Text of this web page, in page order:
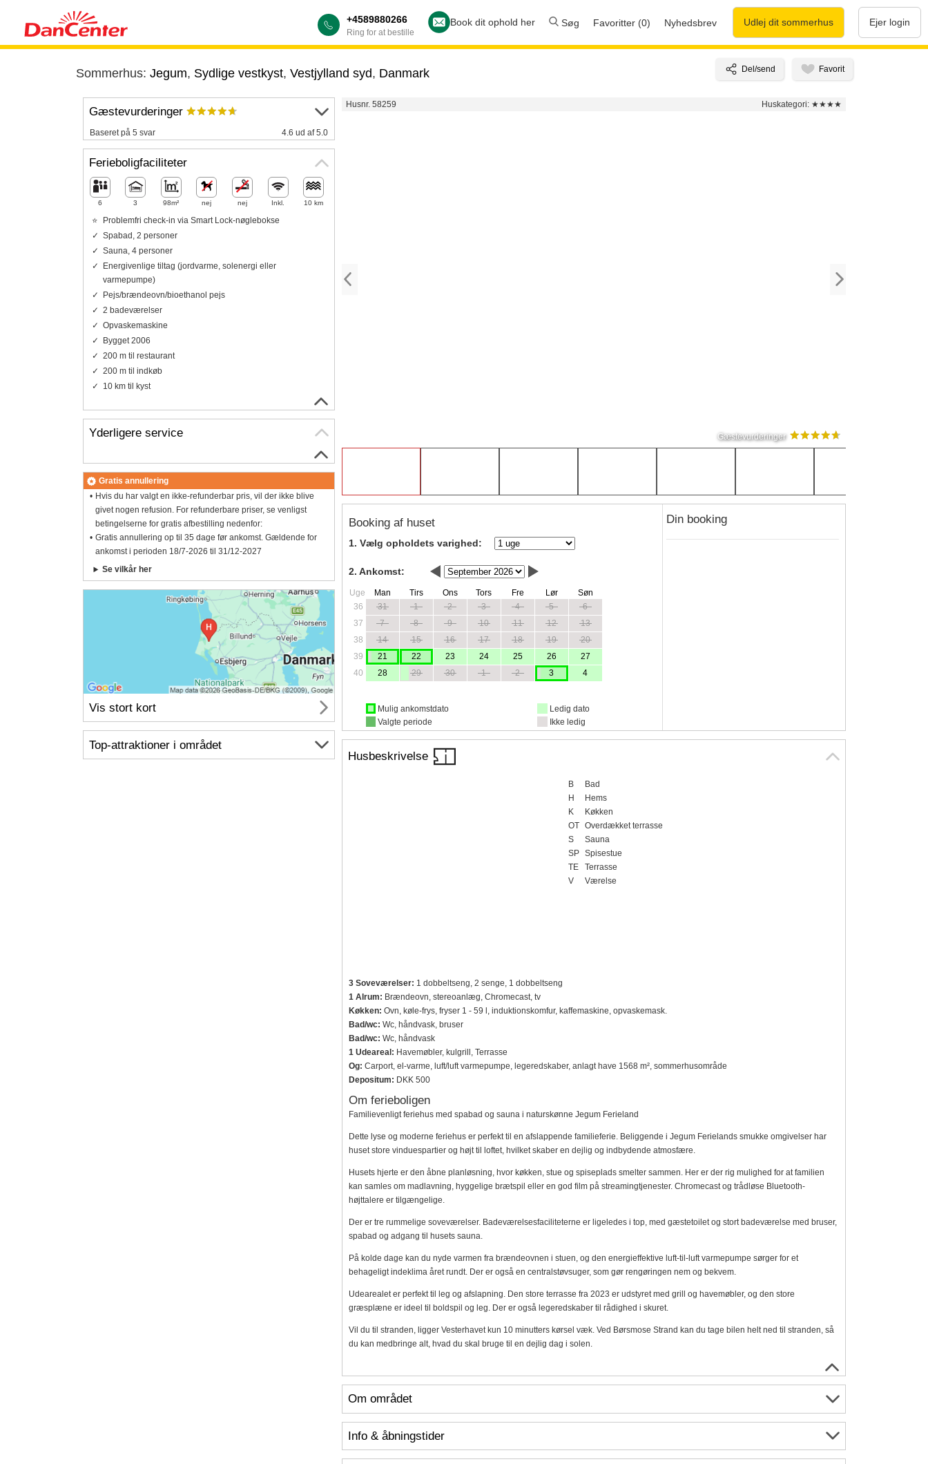
+4589880266
Ring for at bestille
Book dit ophold her Søg Favoritter (0) Nyhedsbrev Udlej dit sommerhus Ejer login
Sommerhus: Jegum, Sydlige vestkyst, Vestjylland syd, Danmark
Husnr. 58259 Huskategori: ★★★★
Gæstevurderinger
Booking af huset
1. Vælg opholdets varighed:
2. Ankomst:
Uge Man Tirs Ons Tors Fre Lør
Søn
36
31 1 2 3 4 5
6
37
7 8 9 10 11 12
13
38
14 15 16 17 18 19
20
39
21 22 23 24 25 26
27
40
28 29 30 1 2 3 4
Mulig ankomstdato
Valgte periode
Ledig dato
Ikke ledig
Din booking
Husbeskrivelse
B
Bad
H
Hems
K
Køkken
OT
Overdækket terrasse
S
Sauna
SP
Spisestue
TE
Terrasse
V
Værelse
3 Soveværelser: 1 dobbeltseng, 2 senge, 1 dobbeltseng
1 Alrum: Brændeovn, stereoanlæg, Chromecast, tv
Køkken: Ovn, køle-frys, fryser 1 - 59 l, induktionskomfur, kaffemaskine, opvaskemask.
Bad/wc: Wc, håndvask, bruser
Bad/wc: Wc, håndvask
1 Udeareal: Havemøbler, kulgrill, Terrasse
Og: Carport, el-varme, luft/luft varmepumpe, legeredskaber, anlagt have 1568 m², sommerhusområde
Depositum: DKK 500
Om ferieboligen
Familievenligt feriehus med spabad og sauna i naturskønne Jegum Ferieland
Dette lyse og moderne feriehus er perfekt til en afslappende familieferie. Beliggende i Jegum Ferielands smukke omgivelser har
huset store vinduespartier og højt til loftet, hvilket skaber en dejlig og indbydende atmosfære.
Husets hjerte er den åbne planløsning, hvor køkken, stue og spiseplads smelter sammen. Her er der rig mulighed for at familien
kan samles om madlavning, hyggelige brætspil eller en god film på streamingtjenester. Chromecast og trådløse Bluetooth-
højttalere er tilgængelige.
Der er tre rummelige soveværelser. Badeværelsesfaciliteterne er ligeledes i top, med gæstetoilet og stort badeværelse med bruser,
spabad og adgang til husets sauna.
På kolde dage kan du nyde varmen fra brændeovnen i stuen, og den energieffektive luft-til-luft varmepumpe sørger for et
behageligt indeklima året rundt. Der er også en centralstøvsuger, som gør rengøringen nem og bekvem.
Udearealet er perfekt til leg og afslapning. Den store terrasse fra 2023 er udstyret med grill og havemøbler, og den store
græsplæne er ideel til boldspil og leg. Der er også legeredskaber til rådighed i skuret.
Vil du til stranden, ligger Vesterhavet kun 10 minutters kørsel væk. Ved Børsmose Strand kan du tage bilen helt ned til stranden, så
du kan medbringe alt, hvad du skal bruge til en dejlig dag i solen.
Om området
Info & åbningstider
Gæstevurderinger
Baseret på 5 svar 4.6 ud af 5.0
Ferieboligfaciliteter
6 3 98m² nej nej Inkl. 10 km
Problemfri check-in via Smart Lock-nøglebokse
Spabad, 2 personer
Sauna, 4 personer
Energivenlige tiltag (jordvarme, solenergi eller
varmepumpe)
Pejs/brændeovn/bioethanol pejs
2 badeværelser
Opvaskemaskine
Bygget 2006
200 m til restaurant
200 m til indkøb
10 km til kyst
Yderligere service
Gratis annullering
Hvis du har valgt en ikke-refunderbar pris, vil der ikke blive
givet nogen refusion. For refunderbare priser, se venligst
betingelserne for gratis afbestilling nedenfor:
Gratis annullering op til 35 dage før ankomst. Gældende for
ankomst i perioden 18/7-2026 til 31/12-2027
Se vilkår her
Vis stort kort
Top-attraktioner i området